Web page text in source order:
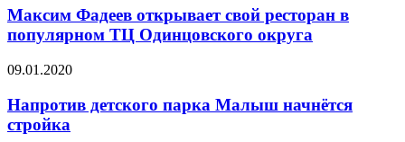
Максим Фадеев открывает свой ресторан в
популярном ТЦ Одинцовского округа
09.01.2020
Напротив детского парка Малыш начнётся
стройка